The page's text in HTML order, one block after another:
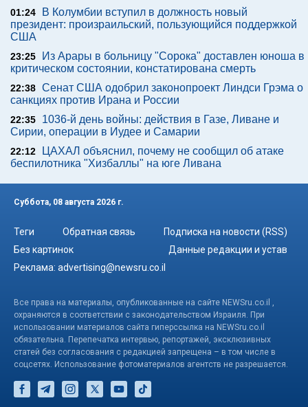
01:24
В Колумбии вступил в должность новый
президент: произраильский, пользующийся поддержкой
США
23:25
Из Арары в больницу "Сорока" доставлен юноша в
критическом состоянии, констатирована смерть
22:38 Сенат США одобрил законопроект Линдси Грэма о
санкциях против Ирана и России
22:35
1036-й день войны: действия в Газе, Ливане и
Сирии, операции в Иудее и Самарии
22:12
ЦАХАЛ объяснил, почему не сообщил об атаке
беспилотника "Хизбаллы" на юге Ливана
Суббота, 08 августа 2026 г.
Теги Обратная связь
Подписка на новости (RSS)
Без картинок
Данные редакции и устав
Реклама: advertising@newsru.co.il
Все права на материалы, опубликованные на сайте NEWSru.co.il ,
охраняются в соответствии с законодательством Израиля. При
использовании материалов сайта гиперссылка на NEWSru.co.il
обязательна. Перепечатка интервью, репортажей, эксклюзивных
статей без согласования с редакцией запрещена – в том числе в
соцсетях. Использование фотоматериалов агентств не разрешается.